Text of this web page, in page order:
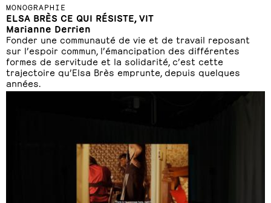
MONOGRAPHIE
ELSA BRÈS CE QUI RÉSISTE, VIT
Marianne Derrien
Fonder une communauté de vie et de travail reposant
sur l’espoir commun, l’émancipation des différentes
formes de servitude et la solidarité, c’est cette
trajectoire qu’Elsa Brès emprunte, depuis quelques
années.